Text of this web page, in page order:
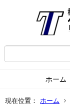
ホーム
現在位置： ホーム